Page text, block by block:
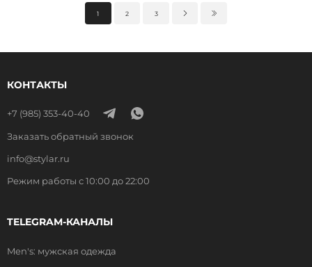
1 2 3
КОНТАКТЫ
+7 (985) 353-40-40
Заказать обратный звонок
info@stylar.ru
Режим работы с 10:00 до 22:00
TELEGRAM-КАНАЛЫ
Men's: мужская одежда